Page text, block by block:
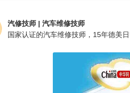
汽修技师 | 汽车维修技师